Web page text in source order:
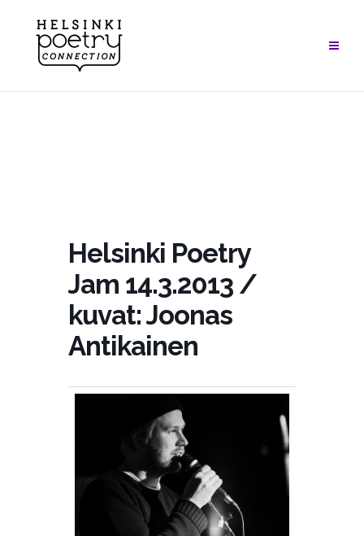
content
Helsinki Poetry
Jam 14.3.2013 /
kuvat: Joonas
Antikainen